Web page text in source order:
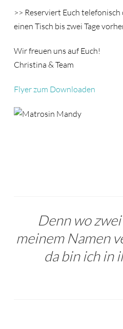
>> Reserviert Euch
einen Tisch bis zwei Tage
Wir freuen uns auf Euch!
Christina & Team
Flyer zum Downloaden
Denn wo
meinem Namen
da bin ich in